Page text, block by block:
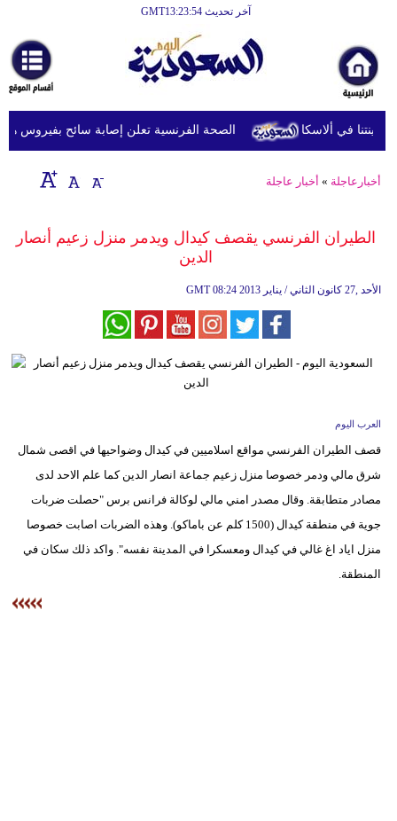
آخر تحديث GMT13:23:54
أخبارعاجلة
رياضة
ثقافة
إقتصاد
وموسيقى
ديكور
أخبار
إعلام
مرأة
الصحة الفرنسية تعلن إصابة سائح بفيروس هانتا
أخبارعاجلة » أخبار عاجلة
الطيران الفرنسي يقصف كيدال ويدمر منزل زعيم أنصار
الدين
GMT 08:24 2013 الأحد ,27 كانون الثاني / يناير
العرب اليوم
قصف الطيران الفرنسي مواقع اسلاميين في كيدال وضواحيها في اقصى شمال
شرق مالي ودمر خصوصا منزل زعيم جماعة انصار الدين كما علم الاحد لدى
مصادر متطابقة. وقال مصدر امني مالي لوكالة فرانس برس "حصلت ضربات
جوية في منطقة كيدال (1500 كلم عن باماكو). وهذه الضربات اصابت خصوصا
منزل اياد اغ غالي في كيدال ومعسكرا في المدينة نفسه". واكد ذلك سكان في
المنطقة.